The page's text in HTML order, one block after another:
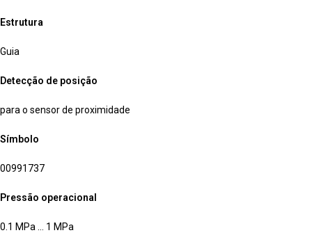
Estrutura
Guia
Detecção de posição
para o sensor de proximidade
Símbolo
00991737
Pressão operacional
0.1 MPa … 1 MPa